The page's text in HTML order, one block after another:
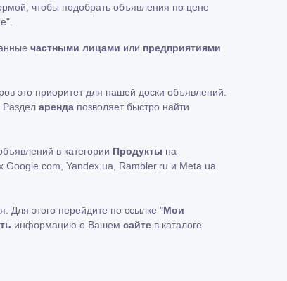
чтобы подобрать объявления по цене
частными лицами или предприятиями
это приоритет для нашей доски объявлений.
. Раздел аренда позволяет быстро найти
в категории Продукты на
Yandex.ua, Rambler.ru и Meta.ua.
Для этого перейдите по ссылке "Мои
информацию о Вашем сайте в каталоге